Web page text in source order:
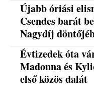
Újabb óriási
Csendes barát
Nagydíj
Évtizedek óta
Madonna és
első közös dalát